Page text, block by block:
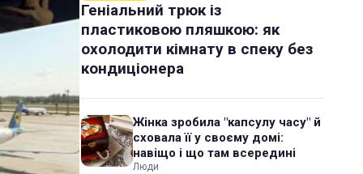
Геніальний трюк із
пластиковою пляшкою: як
охолодити кімнату в спеку без
кондиціонера
Жінка зробила "капсулу часу" й
сховала її у своєму домі:
навіщо і що там всередині
Люди